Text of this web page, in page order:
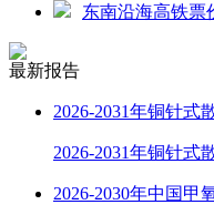
东南沿海高铁票
最新报告
2026-2031年铜针式
2026-2031年铜针式
2026-2030年中国甲